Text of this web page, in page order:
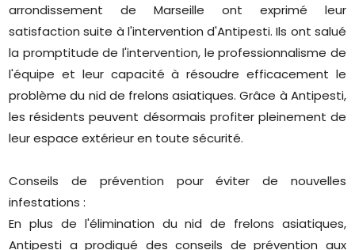
arrondissement de Marseille ont exprimé leur
satisfaction suite à l'intervention d'Antipesti. Ils ont salué
la promptitude de l'intervention, le professionnalisme de
l'équipe et leur capacité à résoudre efficacement le
problème du nid de frelons asiatiques. Grâce à Antipesti,
les résidents peuvent désormais profiter pleinement de
leur espace extérieur en toute sécurité.
Conseils de prévention pour éviter de nouvelles
infestations :
En plus de l'élimination du nid de frelons asiatiques,
Antipesti a prodigué des conseils de prévention aux